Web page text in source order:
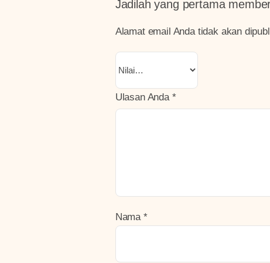
Jadilah yang pertama
Alamat email Anda tidak akan
Ulasan Anda *
Nama *